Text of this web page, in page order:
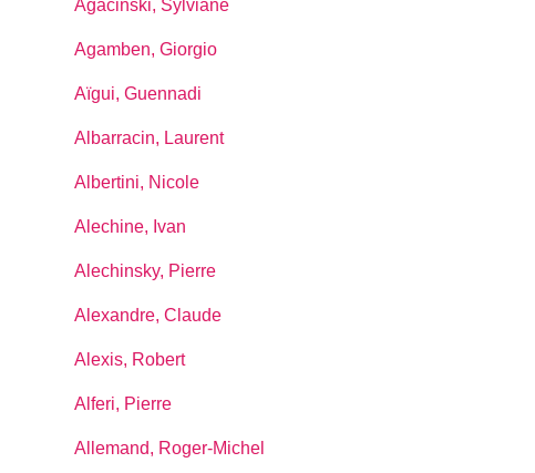
Agacinski, Sylviane
Agamben, Giorgio
Aïgui, Guennadi
Albarracin, Laurent
Albertini, Nicole
Alechine, Ivan
Alechinsky, Pierre
Alexandre, Claude
Alexis, Robert
Alferi, Pierre
Allemand, Roger-Michel